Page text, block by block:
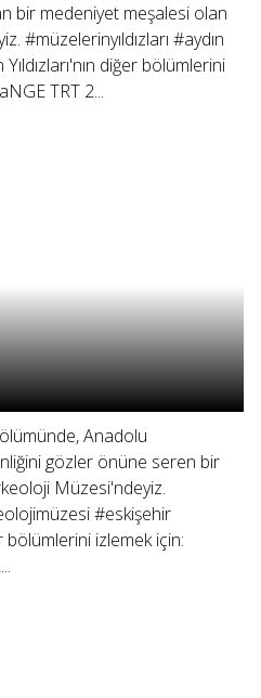
bir medeniyet meşalesi olan
#müzelerinyıldızları #aydın
diğer bölümlerini
TRT 2...
Anadolu
gözler önüne seren bir
Müzesi'ndeyiz.
#eskişehir
bölümlerini izlemek için: